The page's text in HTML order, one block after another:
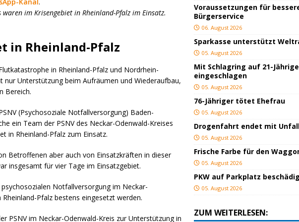
im Krisengebiet in Rheinland-Pfalz im Einsatz.
in Rheinland-Pfalz
in Rheinland-Pfalz und Nordrhein-
Unterstützung beim Aufräumen und Wiederaufbau,
Bereich.
(Psychosoziale Notfallversorgung) Baden-
ein Team der PSNV des Neckar-Odenwald-Kreises
in Rheinland-Pfalz zum Einsatz.
Betroffenen aber auch von Einsatzkräften in dieser
insgesamt für vier Tage im Einsatzgebiet.
Notfallversorgung im Neckar-
Pfalz bestens eingesetzt werden.
PSNV im Neckar-Odenwald-Kreis zur Unterstützung in
Voraussetzungen für
Bürgerservice
06. August 2026
Sparkasse unterstützt
05. August 2026
Mit Schlagring auf 21-
eingeschlagen
05. August 2026
76-Jähriger tötet Ehefrau
05. August 2026
Drogenfahrt endet mit
05. August 2026
Frische Farbe für den
05. August 2026
PKW auf Parkplatz
05. August 2026
ZUM WEITERLESEN: